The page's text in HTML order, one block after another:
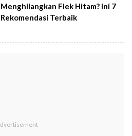
Menghilangkan Flek Hitam? Ini 7
Rekomendasi Terbaik